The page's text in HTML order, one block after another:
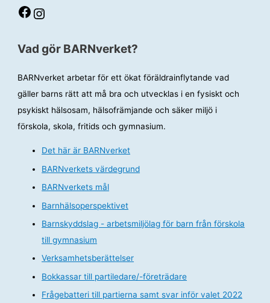
Facebook Instagram
Vad gör BARNverket?
BARNverket arbetar för ett ökat föräldrainflytande vad
gäller barns rätt att må bra och utvecklas i en fysiskt och
psykiskt hälsosam, hälsofrämjande och säker miljö i
förskola, skola, fritids och gymnasium.
Det här är BARNverket
BARNverkets värdegrund
BARNverkets mål
Barnhälsoperspektivet
Barnskyddslag - arbetsmiljölag för barn från förskola
till gymnasium
Verksamhetsberättelser
Bokkassar till partiledare/-företrädare
Frågebatteri till partierna samt svar inför valet 2022